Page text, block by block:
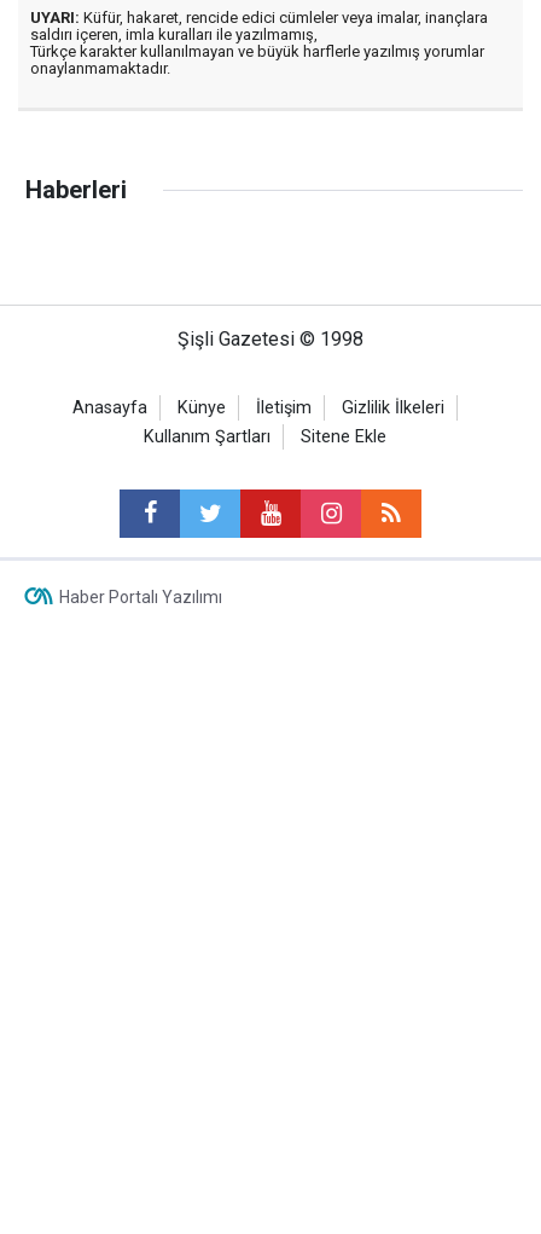
UYARI: Küfür, hakaret, rencide edici cümleler veya imalar, inançlara
saldırı içeren, imla kuralları ile yazılmamış,
Türkçe karakter kullanılmayan ve büyük harflerle yazılmış yorumlar
onaylanmamaktadır.
Haberleri
Şişli Gazetesi © 1998
Anasayfa Künye İletişim
Gizlilik İlkeleri
Kullanım Şartları
Sitene Ekle
Haber Portalı Yazılımı